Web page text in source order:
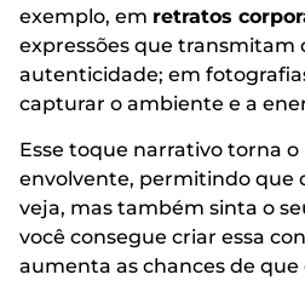
exemplo, em retratos
expressões que transmitam
autenticidade; em
capturar o ambiente e a
Esse toque narrativo torna
envolvente, permitindo que
veja, mas também sinta o
você consegue criar essa
aumenta as chances de